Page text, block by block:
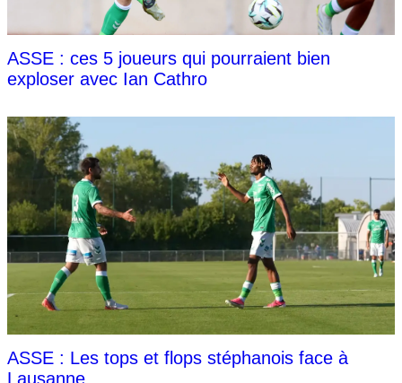
ASSE : ces 5 joueurs qui pourraient bien
exploser avec Ian Cathro
ASSE : Les tops et flops stéphanois face à
Lausanne